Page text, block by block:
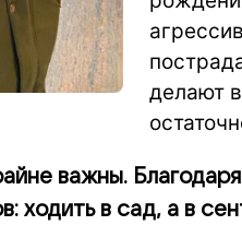
делают
важны.
ходить в сад, а в